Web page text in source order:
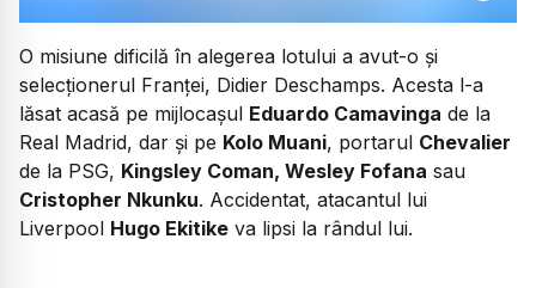
O misiune dificilă în alegerea lotului a avut-o și
selecționerul Franței, Didier Deschamps. Acesta l-a
lăsat acasă pe mijlocașul Eduardo Camavinga de la
Real Madrid, dar și pe Kolo Muani, portarul Chevalier
de la PSG, Kingsley Coman, Wesley Fofana sau
Cristopher Nkunku. Accidentat, atacantul lui
Liverpool Hugo Ekitike va lipsi la rândul lui.